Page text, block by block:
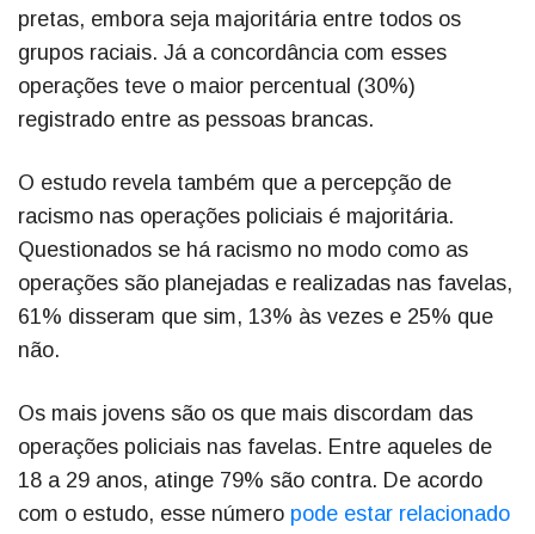
pretas, embora seja majoritária entre todos os
grupos raciais. Já a concordância com esses
operações teve o maior percentual (30%)
registrado entre as pessoas brancas.
O estudo revela também que a percepção de
racismo nas operações policiais é majoritária.
Questionados se há racismo no modo como as
operações são planejadas e realizadas nas favelas,
61% disseram que sim, 13% às vezes e 25% que
não.
Os mais jovens são os que mais discordam das
operações policiais nas favelas. Entre aqueles de
18 a 29 anos, atinge 79% são contra. De acordo
com o estudo, esse número pode estar relacionado